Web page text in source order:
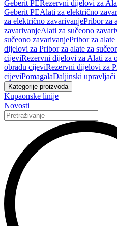
Geberit PERezervni dijelovi za
Geberit PEAlati za električno
za električno zavarivanjePribor za
zavarivanjeAlati za sučeono
sučeono zavarivanjePribor za
dijelovi za Pribor za alate za
cijeviRezervni dijelovi za Alati za
obradu cijeviRezervni dijelovi za
cijeviPomagalaDaljinski upravljači
Kategorije proizvoda
Kupaonske linije
Novosti